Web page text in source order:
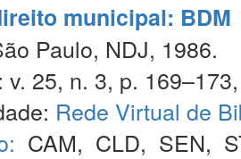
municipal: BDM
Paulo, NDJ, 1986.
25, n. 3, p.
Rede Virtual de
CAM, CLD, SEN,